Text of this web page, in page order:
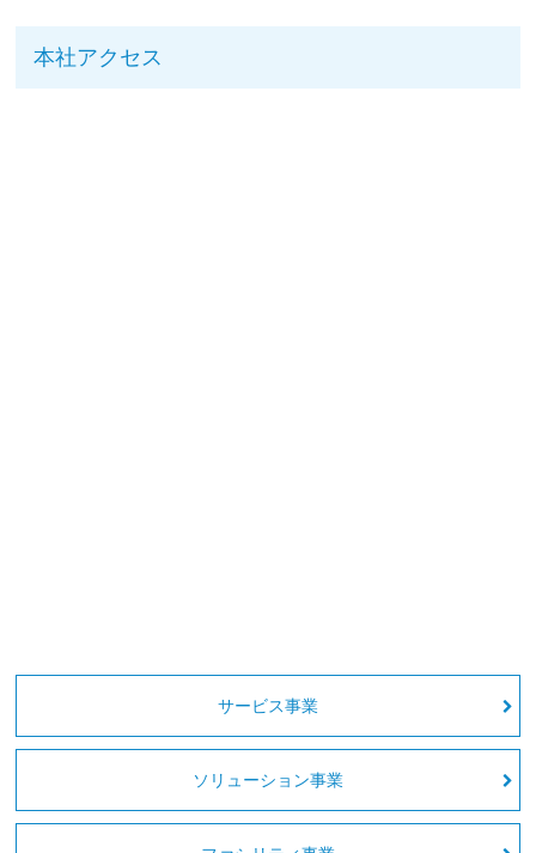
本社アクセス
サービス事業
ソリューション事業